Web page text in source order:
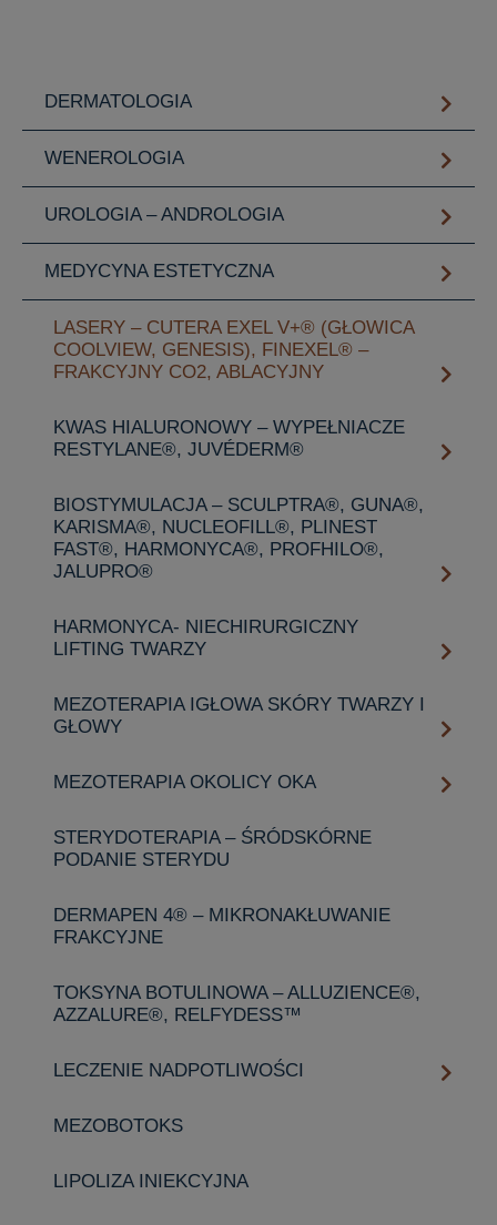
DERMATOLOGIA
WENEROLOGIA
UROLOGIA – ANDROLOGIA
MEDYCYNA ESTETYCZNA
LASERY – CUTERA EXEL V+® (GŁOWICA
COOLVIEW, GENESIS), FINEXEL® –
FRAKCYJNY CO2, ABLACYJNY
KWAS HIALURONOWY – WYPEŁNIACZE
RESTYLANE®, JUVÉDERM®
BIOSTYMULACJA – SCULPTRA®, GUNA®,
KARISMA®, NUCLEOFILL®, PLINEST
FAST®, HARMONYCA®, PROFHILO®,
JALUPRO®
HARMONYCA- NIECHIRURGICZNY
LIFTING TWARZY
MEZOTERAPIA IGŁOWA SKÓRY TWARZY I
GŁOWY
MEZOTERAPIA OKOLICY OKA
STERYDOTERAPIA – ŚRÓDSKÓRNE
PODANIE STERYDU
DERMAPEN 4® – MIKRONAKŁUWANIE
FRAKCYJNE
TOKSYNA BOTULINOWA – ALLUZIENCE®,
AZZALURE®, RELFYDESS™️
LECZENIE NADPOTLIWOŚCI
MEZOBOTOKS
LIPOLIZA INIEKCYJNA